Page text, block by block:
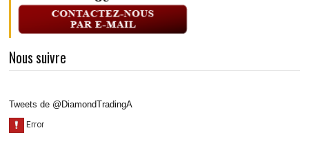
Nous suivre
Tweets de @DiamondTradingA